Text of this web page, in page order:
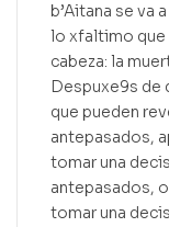
b’Aitana se va
lo xfaltimo que
cabeza: la
Despuxe9s de
que pueden
antepasados,
tomar una
antepasados,
tomar una